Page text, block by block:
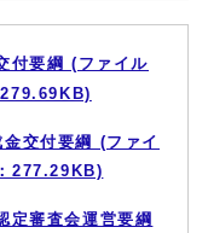
付要綱 (ファイル
交付要綱 (ファイ
277.29KB)
定審査会運営要綱